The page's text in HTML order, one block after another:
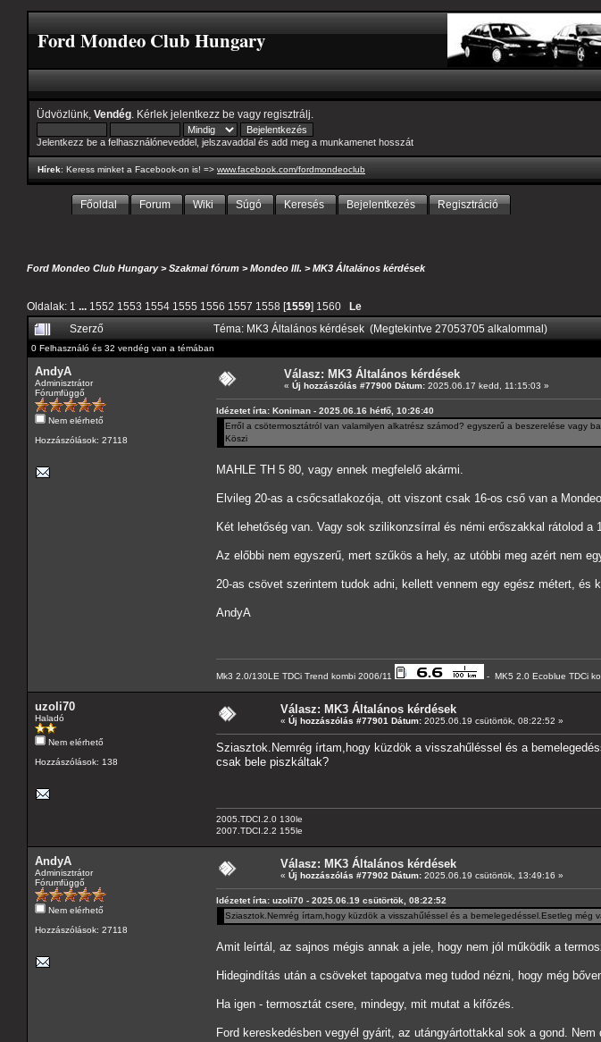
Ford Mondeo Club Hungary
Üdvözlünk, Vendég . Kérlek jelentkezz be vagy regisztrálj
Jelentkezz be a felhasználóneveddel, jelszavaddal és add meg a munkamenet hosszát
Hírek: Keress minket a Facebook-on is! => www.facebook.com/fordmondeoclub
Főoldal Forum Wiki Súgó Keresés Bejelentkezés Regisztráció
Ford Mondeo Club Hungary>Szakmai fórum >Mondeo III. >MK3 Általános kérdések
Oldalak: 1 ... 1552 1553 1554 1555 1556 1557 1558 [1559] 1560 Le
Szerző Téma: MK3 Általános kérdések (Megtekintve 27053705 alkalommal)
0 Felhasználó és 32 vendég van a témában
AndyA
Adminisztrátor
Fórumfüggő
Nem elérhető
Hozzászólások: 27118
Válasz: MK3 Általános kérdések
« Új hozzászólás #77900 Dátum: 2025.06.17 kedd, 11:15:03 »
Idézetet írta: Koniman - 2025.06.16 hétfő, 10:26:40
Erről a csötermosztátról van valamilyen alkatrész számod? egyszerű a beszerelése vagy
Köszi
MAHLE TH 5 80, vagy ennek megfelelő akármi.
Elvileg 20-as a csőcsatlakozója, ott viszont csak 16-os cső van a
Két lehetőség van. Vagy sok szilikonzsírral és némi erőszakkal rátolod
Az előbbi nem egyszerű, mert szűkös a hely, az utóbbi meg azért nem
20-as csövet szerintem tudok adni, kellett vennem egy egész métert, és
AndyA
Mk3 2.0/130LE TDCi Trend kombi 2006/11 - MK5 2.0 Ecoblue TDCi
uzoli70
Haladó
Nem elérhető
Hozzászólások: 138
Válasz: MK3 Általános kérdések
« Új hozzászólás #77901 Dátum: 2025.06.19 csütörtök, 08:22:52 »
Sziasztok.Nemrég írtam,hogy küzdök a visszahűléssel és a
csak bele piszkáltak?
2005.TDCI.2.0 130le
2007.TDCI.2.2 155le
AndyA
Adminisztrátor
Fórumfüggő
Nem elérhető
Hozzászólások: 27118
Válasz: MK3 Általános kérdések
« Új hozzászólás #77902 Dátum: 2025.06.19 csütörtök, 13:49:16 »
Idézetet írta: uzoli70 - 2025.06.19 csütörtök, 08:22:52
Sziasztok.Nemrég írtam,hogy küzdök a visszahűléssel és a bemelegedéssel.Esetleg
Amit leírtál, az sajnos mégis annak a jele, hogy nem jól működik a
Hidegindítás után a csöveket tapogatva meg tudod nézni, hogy még
Ha igen - termosztát csere, mindegy, mit mutat a kifőzés.
Ford kereskedésben vegyél gyárit, az utángyártottakkal sok a gond.